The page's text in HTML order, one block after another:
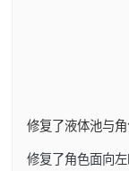
修复了液体池与
修复了角色面向